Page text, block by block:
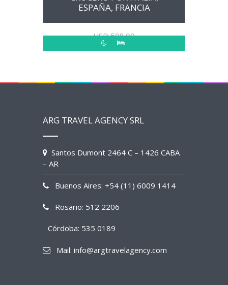
ESPAÑA, FRANCIA
USD508.00
ARG TRAVEL AGENCY SRL
Santos Dumont 2464 C – 1426 CABA
– AR
Buenos Aires: +54 (11) 6009 1414
Rosario: 512 2206
Córdoba: 535 0189
Mail: info@argtravelagency.com